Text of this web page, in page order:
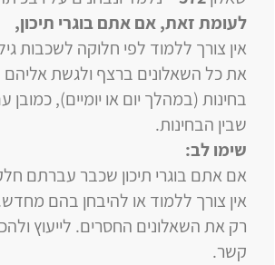
לעומת זאת, אם אתם בוגרי תיכון,
אין צורך ללמוד לפי חלוקה לשכבות
את כל השאלונים ברצף ולגשת אליהם
בחינות (במהלך יום או יומיים),
שבין הבחינות.
שימו לב:
אם אתם בוגרי תיכון שכבר עברתם
אין צורך ללמוד או להיבחן בהם
רק את השאלונים החסרים. לייעוץ
קשר.